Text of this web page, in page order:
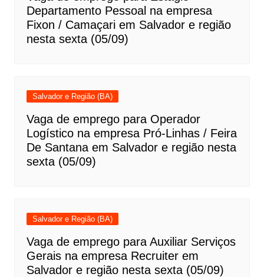
Departamento Pessoal na empresa
Fixon / Camaçari em Salvador e região
nesta sexta (05/09)
Salvador e Região (BA)
Vaga de emprego para Operador
Logístico na empresa Pró-Linhas / Feira
De Santana em Salvador e região nesta
sexta (05/09)
Salvador e Região (BA)
Vaga de emprego para Auxiliar Serviços
Gerais na empresa Recruiter em
Salvador e região nesta sexta (05/09)